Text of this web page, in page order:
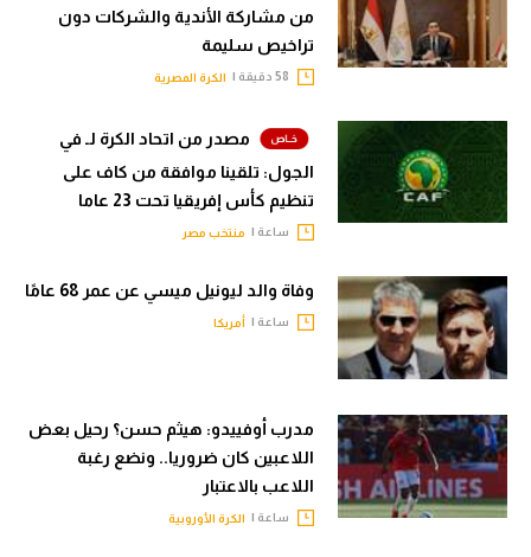
من مشاركة الأندية والشركات دون
تراخيص سليمة
الكرة المصرية
مصدر من اتحاد الكرة لـ في
الجول: تلقينا موافقة من كاف على
تنظيم كأس إفريقيا تحت 23 عاما
ساعة | منتخب مصر
وفاة والد ليونيل ميسي عن عمر 68 عامًا
ساعة | أمريكا
مدرب أوفييدو: هيثم حسن؟ رحيل بعض
اللاعبين كان ضروريا.. ونضع رغبة
اللاعب بالاعتبار
ساعة | الكرة الأوروبية